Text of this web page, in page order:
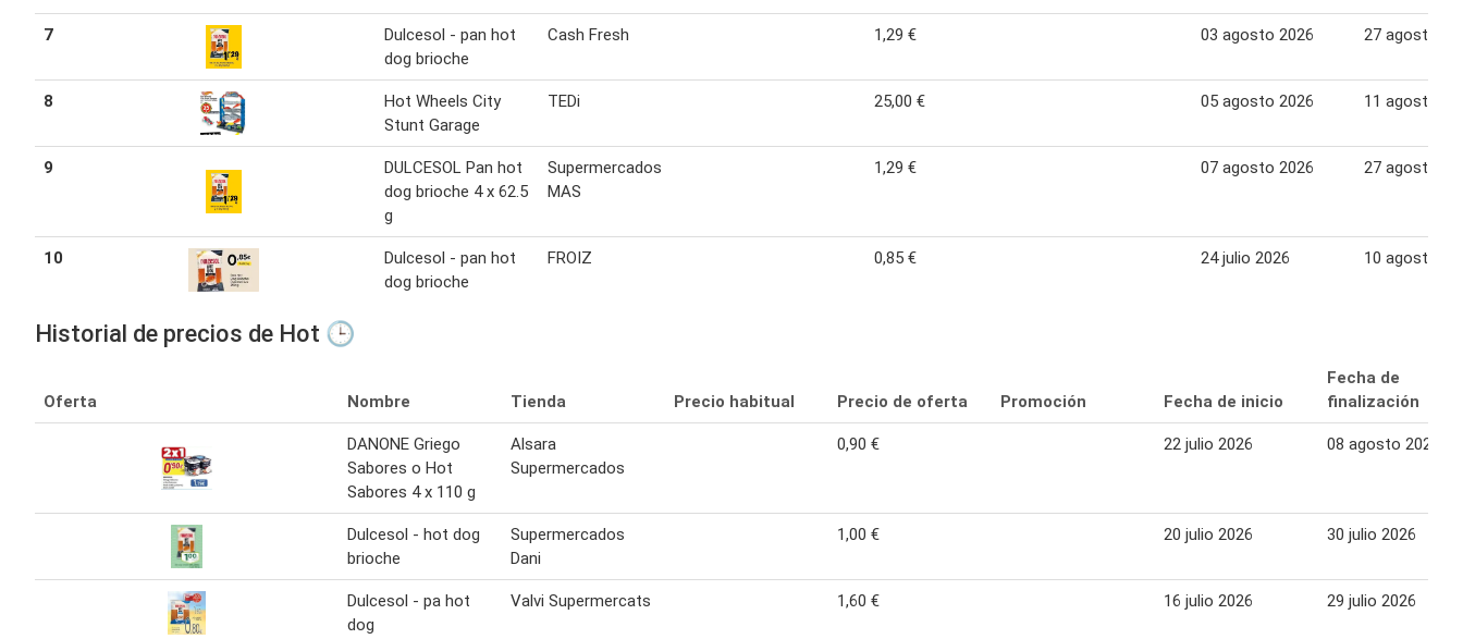
7
Dulcesol - pan hot
dog brioche
Cash Fresh 1,29 € 03 agosto 2026 27 agosto
8
Hot Wheels City
Stunt Garage
TEDi 25,00 € 05 agosto 2026 11 agosto
9
DULCESOL Pan hot
dog brioche 4 x 62.5
g
Supermercados
MAS
1,29 € 07 agosto 2026 27 agosto
10
Dulcesol - pan hot
dog brioche
FROIZ 0,85 € 24 julio 2026 10 agosto
Historial de precios de Hot 🕒
Oferta Nombre Tienda Precio habitual Precio de oferta Promoción Fecha de inicio
Fecha de
finalización
DANONE Griego
Sabores o Hot
Sabores 4 x 110 g
Alsara
Supermercados
0,90 € 22 julio 2026 08 agosto 2026
Dulcesol - hot dog
brioche
Supermercados
Dani
1,00 € 20 julio 2026 30 julio 2026
Dulcesol - pa hot
dog
Valvi Supermercats 1,60 € 16 julio 2026 29 julio 2026